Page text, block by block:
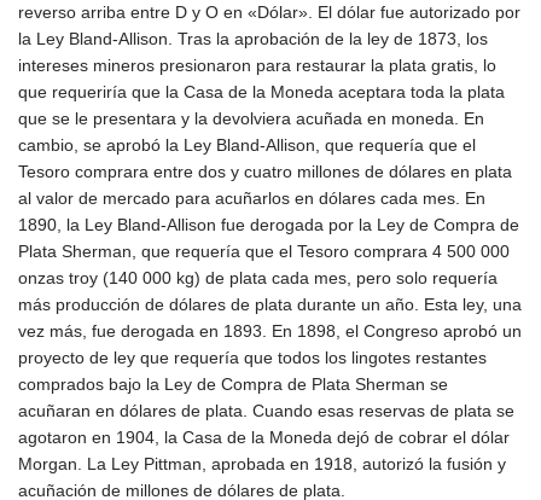
reverso arriba entre D y O en «Dólar». El dólar fue autorizado por
la Ley Bland-Allison. Tras la aprobación de la ley de 1873, los
intereses mineros presionaron para restaurar la plata gratis, lo
que requeriría que la Casa de la Moneda aceptara toda la plata
que se le presentara y la devolviera acuñada en moneda. En
cambio, se aprobó la Ley Bland-Allison, que requería que el
Tesoro comprara entre dos y cuatro millones de dólares en plata
al valor de mercado para acuñarlos en dólares cada mes. En
1890, la Ley Bland-Allison fue derogada por la Ley de Compra de
Plata Sherman, que requería que el Tesoro comprara 4 500 000
onzas troy (140 000 kg) de plata cada mes, pero solo requería
más producción de dólares de plata durante un año. Esta ley, una
vez más, fue derogada en 1893. En 1898, el Congreso aprobó un
proyecto de ley que requería que todos los lingotes restantes
comprados bajo la Ley de Compra de Plata Sherman se
acuñaran en dólares de plata. Cuando esas reservas de plata se
agotaron en 1904, la Casa de la Moneda dejó de cobrar el dólar
Morgan. La Ley Pittman, aprobada en 1918, autorizó la fusión y
acuñación de millones de dólares de plata.